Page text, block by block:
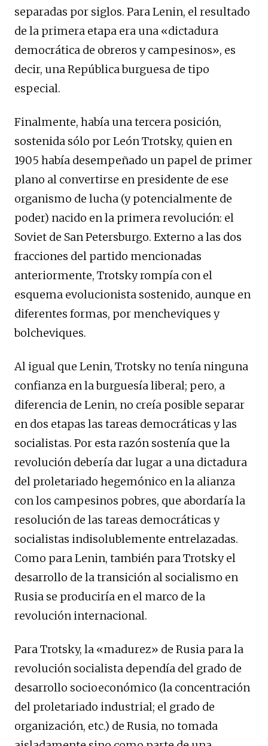
separadas por siglos. Para Lenin, el resultado
de la primera etapa era una «dictadura
democrática de obreros y campesinos», es
decir, una República burguesa de tipo
especial.
Finalmente, había una tercera posición,
sostenida sólo por León Trotsky, quien en
1905 había desempeñado un papel de primer
plano al convertirse en presidente de ese
organismo de lucha (y potencialmente de
poder) nacido en la primera revolución: el
Soviet de San Petersburgo. Externo a las dos
fracciones del partido mencionadas
anteriormente, Trotsky rompía con el
esquema evolucionista sostenido, aunque en
diferentes formas, por mencheviques y
bolcheviques.
Al igual que Lenin, Trotsky no tenía ninguna
confianza en la burguesía liberal; pero, a
diferencia de Lenin, no creía posible separar
en dos etapas las tareas democráticas y las
socialistas. Por esta razón sostenía que la
revolución debería dar lugar a una dictadura
del proletariado hegemónico en la alianza
con los campesinos pobres, que abordaría la
resolución de las tareas democráticas y
socialistas indisolublemente entrelazadas.
Como para Lenin, también para Trotsky el
desarrollo de la transición al socialismo en
Rusia se produciría en el marco de la
revolución internacional.
Para Trotsky, la «madurez» de Rusia para la
revolución socialista dependía del grado de
desarrollo socioeconómico (la concentración
del proletariado industrial; el grado de
organización, etc.) de Rusia, no tomada